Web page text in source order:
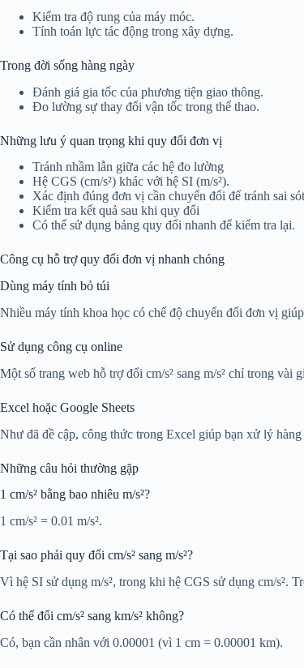
Kiểm tra độ rung của máy móc.
Tính toán lực tác động trong xây dựng.
Trong đời sống hàng ngày
Đánh giá gia tốc của phương tiện giao thông.
Đo lường sự thay đổi vận tốc trong thể thao.
Những lưu ý quan trọng khi quy đổi đơn vị
Tránh nhầm lẫn giữa các hệ đo lường
Hệ CGS (cm/s²) khác với hệ SI (m/s²).
Xác định đúng đơn vị cần chuyển đổi để tránh sai
Kiểm tra kết quả sau khi quy đổi
Có thể sử dụng bảng quy đổi nhanh để kiểm tra lại.
Công cụ hỗ trợ quy đổi đơn vị nhanh chóng
Dùng máy tính bỏ túi
Nhiều máy tính khoa học có chế độ chuyển đổi đơn vị
Sử dụng công cụ online
Một số trang web hỗ trợ đổi cm/s² sang m/s² chỉ trong vài
Excel hoặc Google Sheets
Như đã đề cập, công thức trong Excel giúp bạn xử lý
Những câu hỏi thường gặp
1 cm/s² bằng bao nhiêu m/s²?
1 cm/s² = 0.01 m/s².
Tại sao phải quy đổi cm/s² sang m/s²?
Vì hệ SI sử dụng m/s², trong khi hệ CGS sử dụng cm/s².
Có thể đổi cm/s² sang km/s² không?
Có, bạn cần nhân với 0.00001 (vì 1 cm = 0.00001 km).